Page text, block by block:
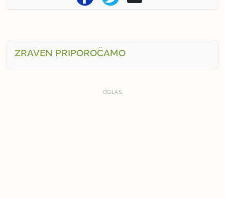
ZRAVEN PRIPOROČAMO
OGLAS